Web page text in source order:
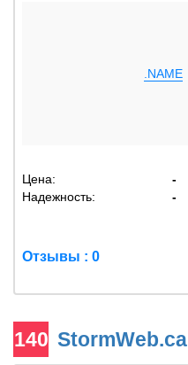
.NAME
Цена: -
Надежность:
-
Отзывы : 0
140 StormWeb.ca